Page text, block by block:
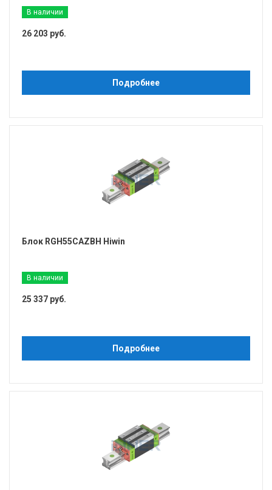
В наличии
26 203 руб.
Подробнее
Блок RGH55CAZBH Hiwin
В наличии
25 337 руб.
Подробнее